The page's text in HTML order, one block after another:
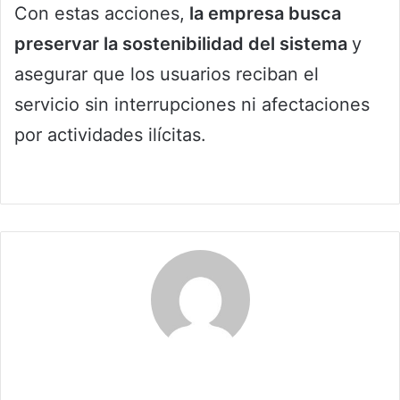
Con estas acciones, la empresa busca
preservar la sostenibilidad del sistema y
asegurar que los usuarios reciban el
servicio sin interrupciones ni afectaciones
por actividades ilícitas.